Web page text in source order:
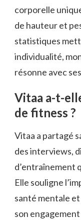
corporelle
de hauteur et
statistiques
individualité,
résonne avec
Vitaa a-t-
de fitness ?
Vitaa a partagé
des interviews,
d’entraînement
Elle souligne
santé mentale
son